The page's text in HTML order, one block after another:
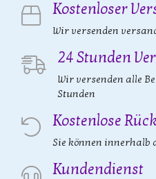
Kostenloser
Wir versenden
24 Stunden
Wir versenden alle
Stunden
Kostenlose
Sie können innerhalb
Kundendienst